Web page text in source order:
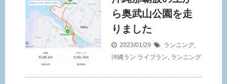
ら奥武山公園を走
りました
2023/01/29 ランニング,
沖縄ラン ライブラン, ランニング